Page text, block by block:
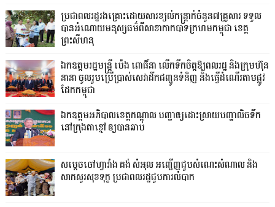
ប្រជាពលរដ្ឋរងគ្រោះដោយសារខ្យល់កន្ត្រាក់ចំនួន៧គ្រួសារ ទទួល
បានអំណោយមនុស្សធម៌ពីសាខាកាកបាទក្រហមកម្ពុជា ខេត្ត
ព្រះសីហនុ
ឯកឧត្តមរដ្ឋមន្ត្រី ប៉េង ពោធិ៍នា លើកទឹកចិត្តឱ្យពលរដ្ឋ និងក្រុមហ៊ុន
នានា ចូលរួមប្រើប្រាស់សេវាដឹកជញ្ជូនទំនិញ និងធ្វើដំណើរតាមផ្លូវ
ដែកកម្ពុជា
ឯកឧត្តមអភិបាលខេត្តកណ្ដាល បញ្ជាឲ្យដោះស្រាយបញ្ហាលិចទឹក
នៅក្រុងតាខ្មៅ ឲ្យបានឆាប់
សម្តេចចៅហ្វាវាំង គង់ សំអុល អញ្ជើញជួបសំណេះសំណាល និង
សាកសួរសុខទុក្ខ ប្រជាពលរដ្ឋជួបការលំបាក